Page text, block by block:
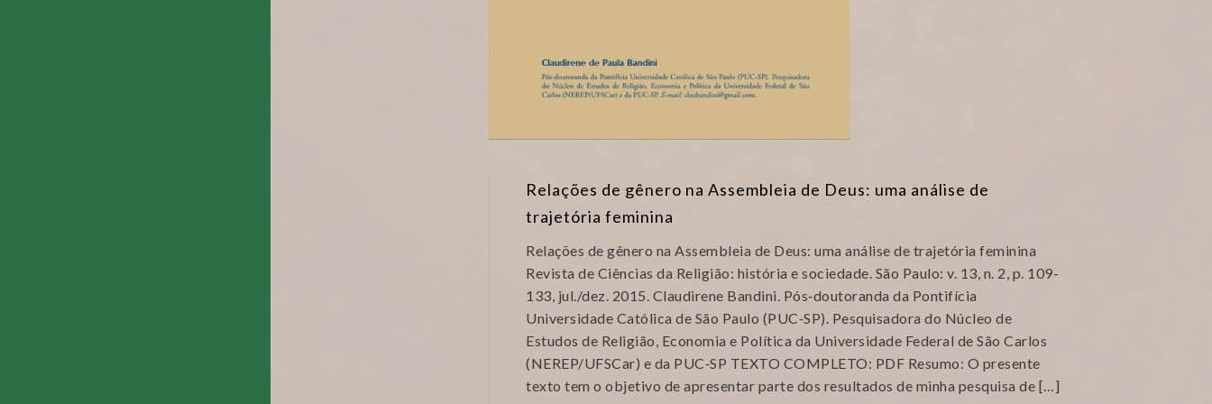
Relações de gênero na Assembleia de Deus: uma análise de
trajetória feminina
Relações de gênero na Assembleia de Deus: uma análise de trajetória feminina
Revista de Ciências da Religião: história e sociedade. São Paulo: v. 13, n. 2, p. 109-
133, jul./dez. 2015. Claudirene Bandini. Pós‑doutoranda da Pontifícia
Universidade Católica de São Paulo (PUC‑SP). Pesquisadora do Núcleo de
Estudos de Religião, Economia e Política da Universidade Federal de São Carlos
(NEREP/UFSCar) e da PUC‑SP TEXTO COMPLETO: PDF Resumo: O presente
texto tem o objetivo de apresentar parte dos resultados de minha pesquisa de […]